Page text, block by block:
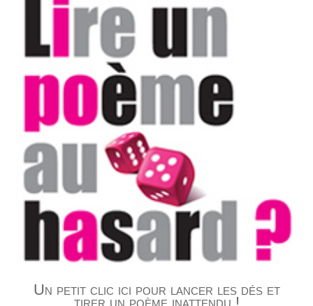
Un petit clic ici pour lancer les dés et
tirer un poème inattendu !